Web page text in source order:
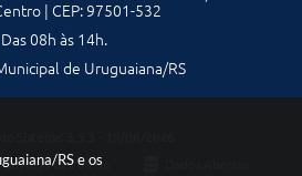
RS e os
| CEP: 97501-532
Das 08h às 14h.
de Uruguaiana/RS
06/08/2026 09:06